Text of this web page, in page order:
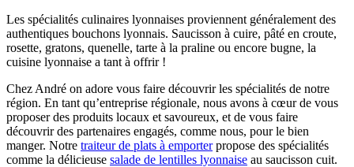
Les spécialités culinaires lyonnaises proviennent généralement des
authentiques bouchons lyonnais. Saucisson à cuire, pâté en croute,
rosette, gratons, quenelle, tarte à la praline ou encore bugne, la
cuisine lyonnaise a tant à offrir !
Chez André on adore vous faire découvrir les spécialités de notre
région. En tant qu’entreprise régionale, nous avons à cœur de vous
proposer des produits locaux et savoureux, et de vous faire
découvrir des partenaires engagés, comme nous, pour le bien
manger. Notre traiteur de plats à emporterpropose des spécialités
comme la délicieuse salade de lentilles lyonnaise au saucisson cuit.